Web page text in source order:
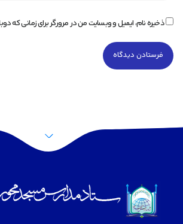
ذخیره نام، ایمیل و وبسایت من در مرورگر برای زمانی که